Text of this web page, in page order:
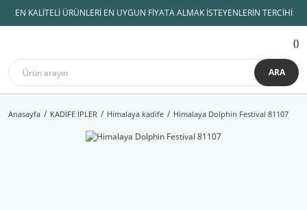
EN KALİTELİ ÜRÜNLERİ EN UYGUN FİYATA ALMAK İSTEYENLERİN TERCİHİ
ARA
Anasayfa KADİFE İPLER Himalaya kadife Himalaya Dolphin Festival 81107